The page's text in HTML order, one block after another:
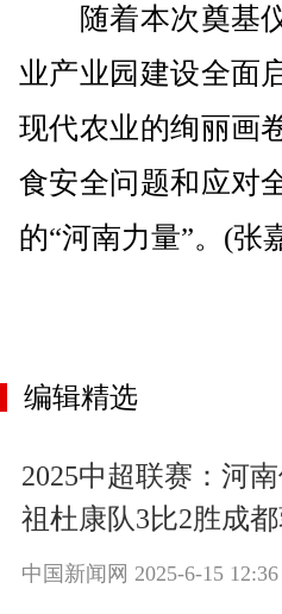
随着本次奠基仪
业产业园建设全面
现代农业的绚丽画
食安全问题和应对
的“河南力量”。(张
编辑精选
2025中超联赛：河
祖杜康队3比2胜成
中国新闻网 2025-6-15 12:36